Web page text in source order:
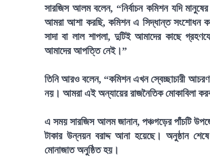
সারজিস আলম বলেন, “নির্বাচন কমিশন যদি
আমরা আশা করছি, কমিশন এ সিদ্ধান্ত সংশোধন
সাদা বা লাল শাপলা, দুটিই আমাদের কাছে
আমাদের আপত্তি নেই।”
তিনি আরও বলেন, “কমিশন এখন স্বেচ্ছাচারী
নয়। আমরা এই অন্যায়ের রাজনৈতিক মোকাবিলা করব
এ সময় সারজিস আলম জানান, পঞ্চগড়ের পাঁচটি
টাকার উন্নয়ন বরাদ্দ আনা হয়েছে। অনুষ্ঠান
মোনাজাত অনুষ্ঠিত হয়।